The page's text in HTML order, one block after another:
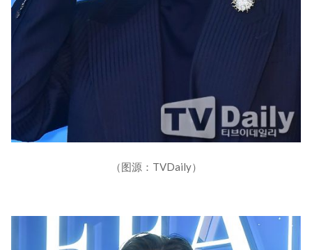
（图源：TVDaily）